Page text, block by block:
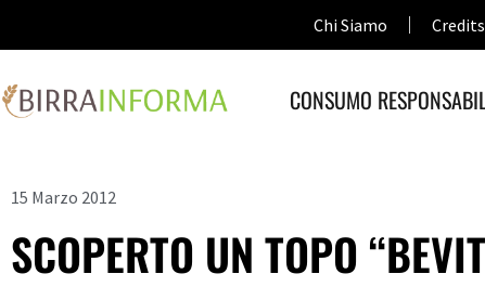
Chi Siamo Credits
CONSUMO
15 Marzo 2012
SCOPERTO UN TOPO